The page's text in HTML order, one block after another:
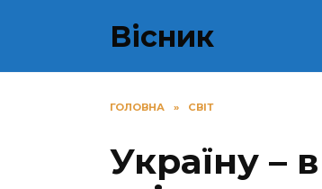
Вісник
ГОЛОВНА » СВІТ
Україну –